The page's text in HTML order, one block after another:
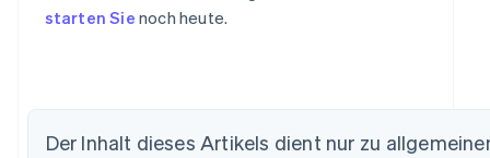
starten Sie noch heute.
Der Inhalt dieses Artikels dient nur zu